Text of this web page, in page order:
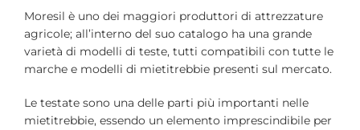
Moresil è uno dei maggiori produttori di attrezzature
agricole; all’interno del suo catalogo ha una grande
varietà di modelli di teste, tutti compatibili con tutte le
marche e modelli di mietitrebbie presenti sul mercato.
Le testate sono una delle parti più importanti nelle
mietitrebbie, essendo un elemento imprescindibile per